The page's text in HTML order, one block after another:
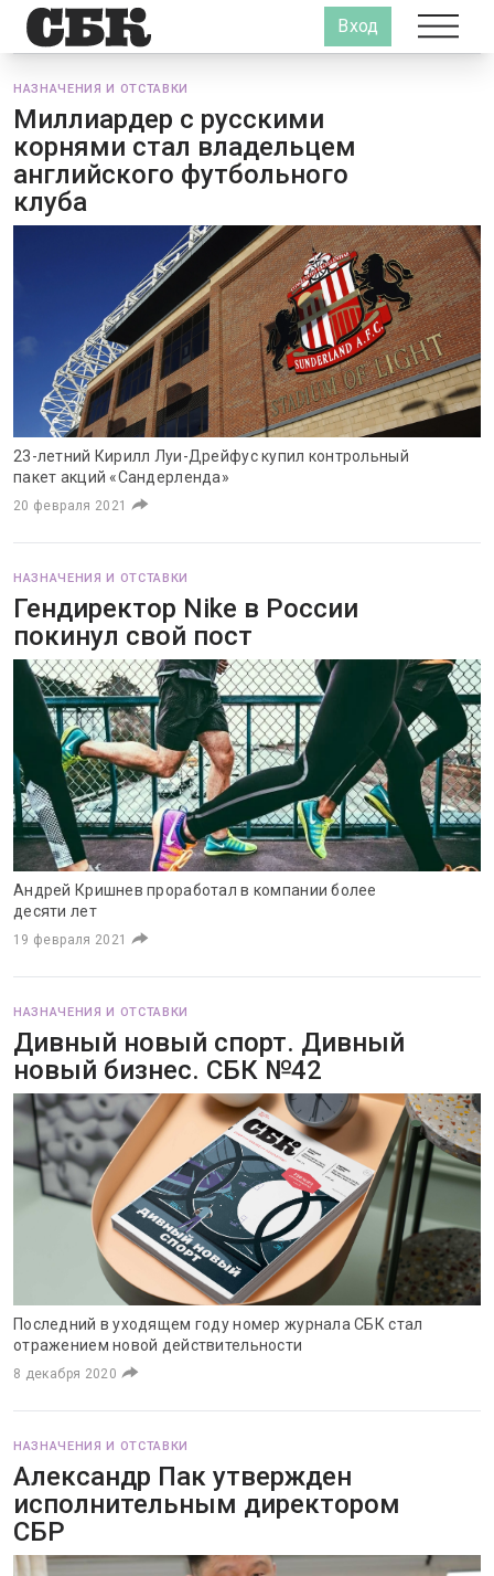
Вход
НАЗНАЧЕНИЯ И ОТСТАВКИ
Миллиардер с русскими
корнями стал владельцем
английского футбольного
клуба
23-летний Кирилл Луи-Дрейфус купил контрольный
пакет акций «Сандерленда»
20 февраля 2021
НАЗНАЧЕНИЯ И ОТСТАВКИ
Гендиректор Nike в России
покинул свой пост
Андрей Кришнев проработал в компании более
десяти лет
19 февраля 2021
НАЗНАЧЕНИЯ И ОТСТАВКИ
Дивный новый спорт. Дивный
новый бизнес. СБК №42
Последний в уходящем году номер журнала СБК стал
отражением новой действительности
8 декабря 2020
НАЗНАЧЕНИЯ И ОТСТАВКИ
Александр Пак утвержден
исполнительным директором
СБР